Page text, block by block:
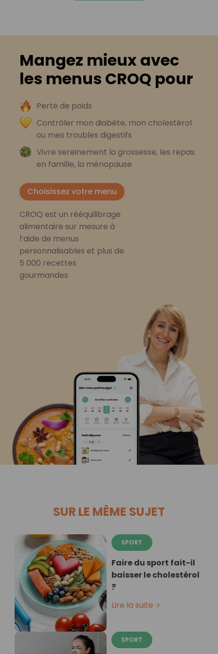
Mangez mieux avec
les menus CROQ pour
Perte de poids
Contrôler mon diabète, mon cholestérol
ou mes troubles digestifs
Vivre sereinement la grossesse, les repas
en famille, la ménopause
Choisissez votre menu
CROQ est un rééquilibrage
alimentaire sur mesure à
l’aide de menus
personnalisables et plus de
5 000 recettes
gourmandes
SUR LE MÊME SUJET
SPORT
Faire du sport fait-il
baisser le cholestérol
?
Lire la suite
SPORT